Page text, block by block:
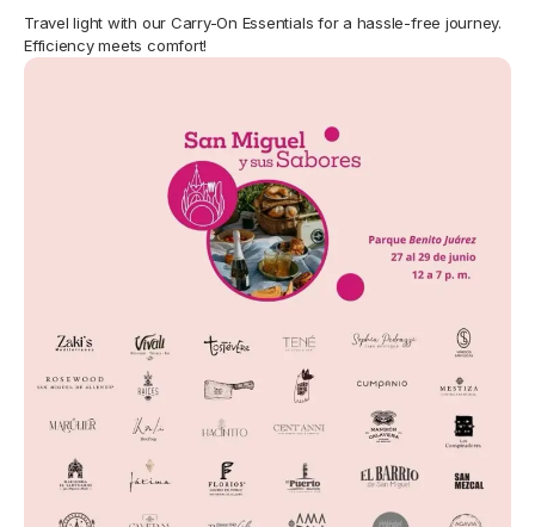
Travel light with our Carry-On Essentials for a hassle-free journey.
Efficiency meets comfort!